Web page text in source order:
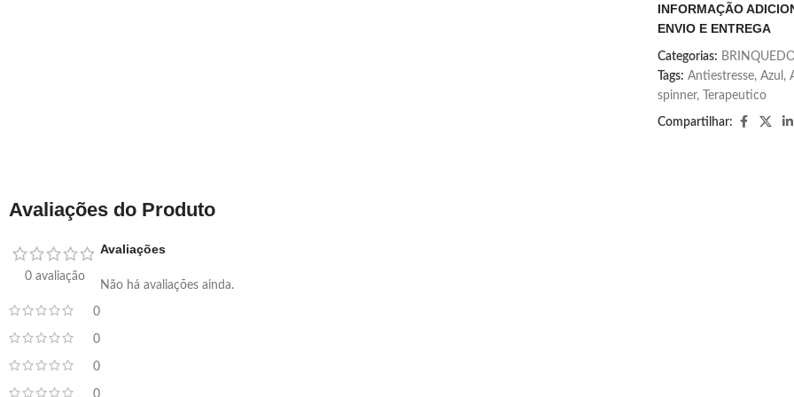
INFORMAÇÃO
ENVIO E ENTREGA
Categorias:
Tags: Antiestresse, Azul ,
spinner, Terapeutico
Compartilhar:
Avaliações do Produto
0 avaliação
0
0
0
0
Avaliações
Não há avaliações ainda.